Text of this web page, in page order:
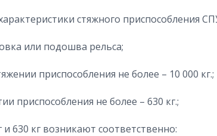
стяжного приспособления
или подошва рельса;
приспособления не более – 10 000 кг.;
приспособления не более – 630 кг.;
630 кг возникают соответственно: